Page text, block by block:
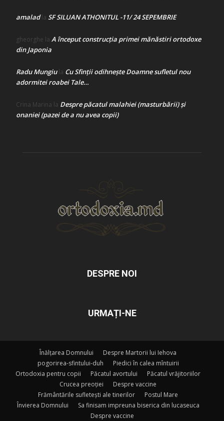
amaladla SF SILUAN ATHONITUL -11/ 24 SEPEMBRIE
gheorghe la A început construcţia primei mănăstiri ortodoxe
din Japonia
Radu Mungiula Cu Sfinții odihnește Doamne sufletul nou
adormitei roabei Tale…
Crina Marina la Despre păcatul malahiei (masturbării) şi
onaniei (pazei de a nu avea copii)
DESPRE NOI
URMAȚI-NE
Înălțarea Domnului
Despre Martorii lui Iehova
pogorirea-sfintului-duh
Piedici în calea mîntuirii
Ortodoxia pentru copii
Păcatul avortului
Păcatul vrăjitoriilor
Crucea preoției
Despre vaccine
Frământările sufletești ale tinerilor
Postul Mare
Învierea Domnului
Sa finisam impreuna biserica din lucaseuca
Despre vaccine